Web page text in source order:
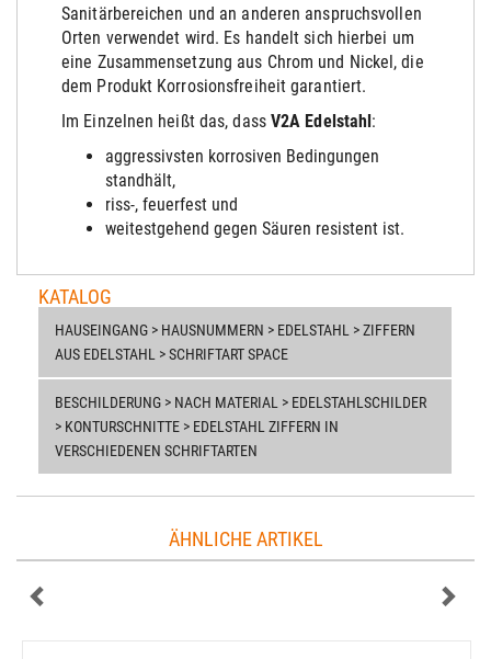
Sanitärbereichen und an anderen anspruchsvollen
Orten verwendet wird. Es handelt sich hierbei um
eine Zusammensetzung aus Chrom und Nickel, die
dem Produkt Korrosionsfreiheit garantiert.
Im Einzelnen heißt das, dass V2A Edelstahl :
aggressivsten korrosiven Bedingungen
stand hält,
riss-, feuerfest und
weitestgehend gegen Säuren resistent ist.
KATALOG
HAUSEINGANG > HAUSNUMMERN > EDELSTAHL > ZIFFERN
AUS EDELSTAHL > SCHRIFTART SPACE
BESCHILDERUNG > NACH MATERIAL > EDELSTAHLSCHILDER
> KONTURSCHNITTE > EDELSTAHL ZIFFERN IN
VERSCHIEDENEN SCHRIFTARTEN
ÄHNLICHE ARTIKEL